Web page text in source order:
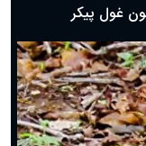
غول پیکر